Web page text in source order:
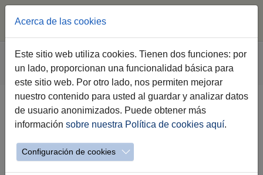
Saltar al contenido principal
Estás aquí:
Jerez.es Webs Municipales
Juventud
Galería y Multimedia
Galería y Multimedia
Cartelería
Acerca de las cookies
Este sitio web utiliza cookies. Tienen dos funciones: por
un lado, proporcionan una funcionalidad básica para
este sitio web. Por otro lado, nos permiten mejorar
nuestro contenido para usted al guardar y analizar datos
de usuario anonimizados. Puede obtener más
información sobre nuestra Política de cookies aquí.
Configuración de cookies